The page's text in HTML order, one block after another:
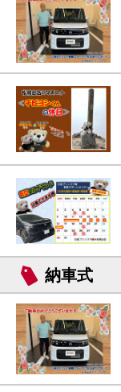
納車式